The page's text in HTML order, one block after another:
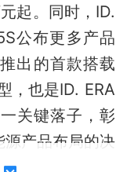
起。同时，ID.
公布更多产品
出的首款搭载
，也是ID. ERA
关键落子，彰
源产品布局的决